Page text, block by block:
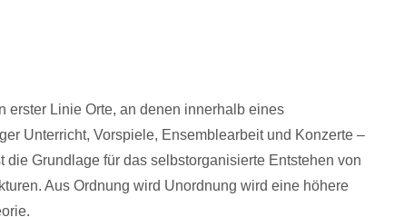
erster Linie Orte, an denen innerhalb eines
Unterricht, Vorspiele, Ensemblearbeit und Konzerte –
die Grundlage für das selbstorganisierte Entstehen von
Aus Ordnung wird Unordnung wird eine höhere